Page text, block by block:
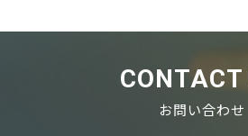
CONTACT
お問い合わせ